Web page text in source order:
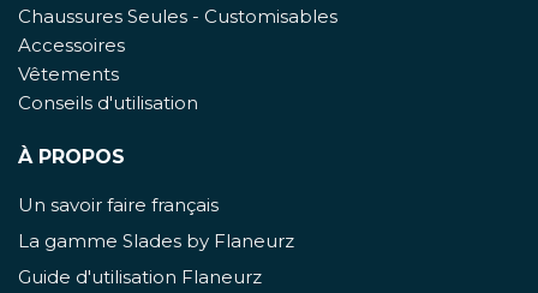
Chaussures Seules - Customisables
Accessoires
Vêtements
Conseils d'utilisation
À PROPOS
Un savoir faire français
La gamme Slades by Flaneurz
Guide d'utilisation Flaneurz